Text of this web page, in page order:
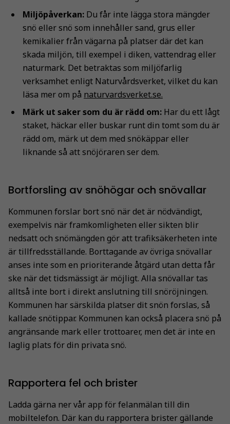
Miljöpåverkan: Du får inte lägga stora mängder
snö eller snö som innehåller sand, grus eller
kemikalier från vägarna på platser där det kan
skada miljön, till exempel i diken, vattendrag eller
naturmark. Det betraktas som miljöfarlig
verksamhet enligt Naturvårdsverket, vilket du kan
läsa mer om på naturvardsverket.se.
Märk ut saker som du är rädd om: Har du ett lågt
staket, häckar eller buskar runt din tomt som du är
rädd om, märk ut dem med snökäppar eller
liknande så att snöjöraren ser dem.
Bortforsling av snöhögar och snövallar
Kommunen forslar bort snö när det är nödvändigt,
exempelvis när framkomligheten eller sikten blir
nedsatt och snömängden gör att trafiksäkerheten inte
är tillfredsställande. Borttagande av övriga snövallar
anses inte som en prioriterande åtgärd utan detta får
ske när det tidsmässigt är möjligt. Alla snövallar tas
alltså inte bort i direkt anslutning till snöröjningen.
Kommunen har särskilda platser dit snön forslas, så
kallade snötippar. Kommunen kan också placera snö på
angränsande mark eller trottoarer, men det är inte en
laglig plats för din privata snö.
Rapportera fel och brister
Ladda gärna ner vår app för felanmälan till din
mobiltelefon. Där kan du rapportera brister gällande